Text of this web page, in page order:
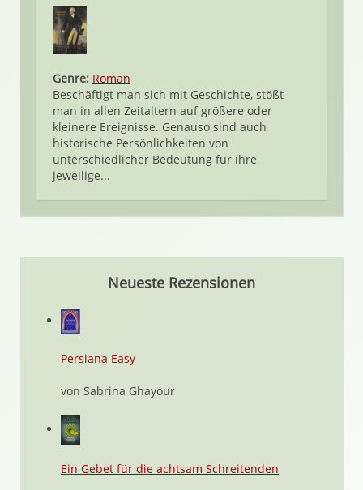
Genre: Roman
Beschäftigt man sich mit Geschichte, stößt
man in allen Zeitaltern auf größere oder
kleinere Ereignisse. Genauso sind auch
historische Persönlichkeiten von
unterschiedlicher Bedeutung für ihre
jeweilige...
Neueste Rezensionen
Persiana Easy
von Sabrina Ghayour
Ein Gebet für die achtsam Schreitenden